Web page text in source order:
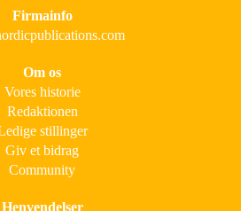
Firmainfo
Om os
Vores historie
Redaktionen
stillinger
Giv et bidrag
Community
Henvendelser